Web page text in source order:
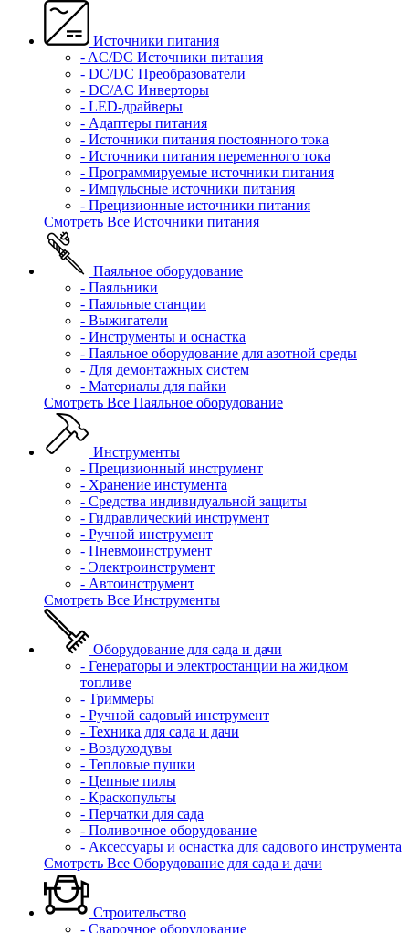
Источники питания
- AC/DC Источники питания
- DC/DC Преобразователи
- DC/AC Инверторы
- LED-драйверы
- Адаптеры питания
- Источники питания постоянного тока
- Источники питания переменного тока
- Программируемые источники питания
- Импульсные источники питания
- Прецизионные источники питания
Смотреть Все Источники питания
Паяльное оборудование
- Паяльники
- Паяльные станции
- Выжигатели
- Инструменты и оснастка
- Паяльное оборудование для азотной среды
- Для демонтажных систем
- Материалы для пайки
Смотреть Все Паяльное оборудование
Инструменты
- Прецизионный инструмент
- Хранение инстумента
- Средства индивидуальной защиты
- Гидравлический инструмент
- Ручной инструмент
- Пневмоинструмент
- Электроинструмент
- Автоинструмент
Смотреть Все Инструменты
Оборудование для сада и дачи
- Генераторы и электростанции на жидком
топливе
- Триммеры
- Ручной садовый инструмент
- Техника для сада и дачи
- Воздуходувы
- Тепловые пушки
- Цепные пилы
- Краскопульты
- Перчатки для сада
- Поливочное оборудование
- Аксессуары и оснастка для садового инструмента
Смотреть Все Оборудование для сада и дачи
Строительство
- Сварочное оборудование